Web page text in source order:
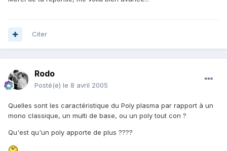
Citer
Rodo
Posté(e) le 8 avril 2005
Quelles sont les caractéristique du Poly plasma par rapport à un
mono classique, un multi de base, ou un poly tout con ?
Qu'est qu'un poly apporte de plus ????